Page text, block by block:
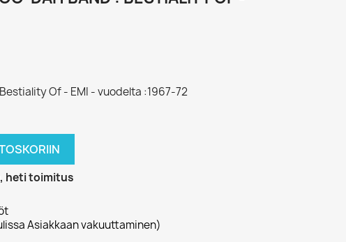
Of - EMI - vuodelta :1967-72
heti toimitus
Asiakkaan vakuuttaminen)